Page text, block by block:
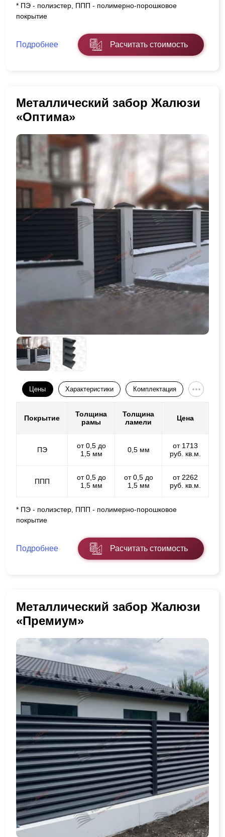
* ПЭ - полиэстер, ППП - полимерно-порошковое
покрытие
Подробнее Расчитать стоимость
Металлический забор Жалюзи
«Оптима»
Цены Характеристики Комплектация
Покрытие
Толщина
рамы
Толщина
ламели
Цена
ПЭ
от 0,5 до
1,5 мм
0,5 мм
от 1713
руб. кв.м.
ППП
от 0,5 до
1,5 мм
от 0,5 до
1,5 мм
от 2262
руб. кв.м.
* ПЭ - полиэстер, ППП - полимерно-порошковое
покрытие
Подробнее Расчитать стоимость
Металлический забор Жалюзи
«Премиум»